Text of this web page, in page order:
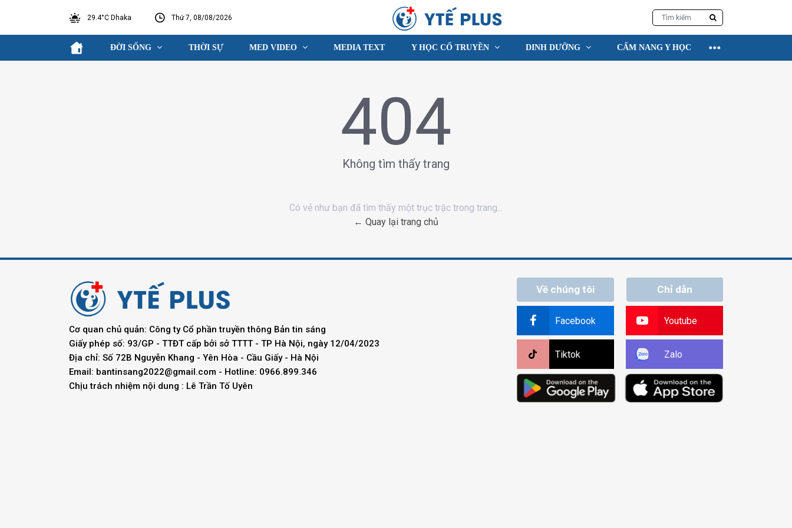
29.4°C Dhaka Thứ 7, 08/08/2026
ĐỜI SỐNG THỜI SỰ MED VIDEO MEDIA TEXT Y HỌC CỔ TRUYỀN DINH DƯỠNG CẨM NANG Y HỌC
404
Không tìm thấy trang
Có vẻ như bạn đã tìm thấy một trục trặc trong trang...
← Quay lại trang chủ
Cơ quan chủ quản: Công ty Cổ phần truyền thông Bản tin sáng
Giấy phép số: 93/GP - TTĐT cấp bởi sở TTTT - TP Hà Nội, ngày 12/04/2023
Địa chỉ: Số 72B Nguyễn Khang - Yên Hòa - Cầu Giấy - Hà Nội
Email: bantinsang2022@gmail.com - Hotline: 0966.899.346
Chịu trách nhiệm nội dung : Lê Trần Tố Uyên
Về chúng tôi Chỉ dẫn
Facebook Youtube
Tiktok Zalo